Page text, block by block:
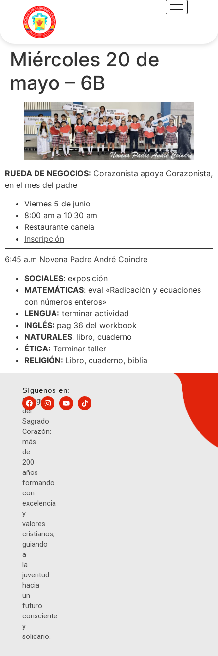
Miércoles 20 de
mayo – 6B
RUEDA DE NEGOCIOS: Corazonista apoya Corazonista,
en el mes del padre
Viernes 5 de junio
8:00 am a 10:30 am
Restaurante canela
Inscripción
6:45 a.m Novena Padre André Coindre
SOCIALES: exposición
MATEMÁTICAS: eval «Radicación y ecuaciones
con números enteros»
LENGUA: terminar actividad
INGLÉS: pag 36 del workbook
NATURALES: libro, cuaderno
ÉTICA: Terminar taller
RELIGIÓN: Libro, cuaderno, biblia
Colegio
del
Sagrado
Corazón:
más
de
200
años
formando
con
excelencia
y
valores
cristianos,
guiando
a
la
juventud
hacia
un
futuro
consciente
y
solidario.
Síguenos en: